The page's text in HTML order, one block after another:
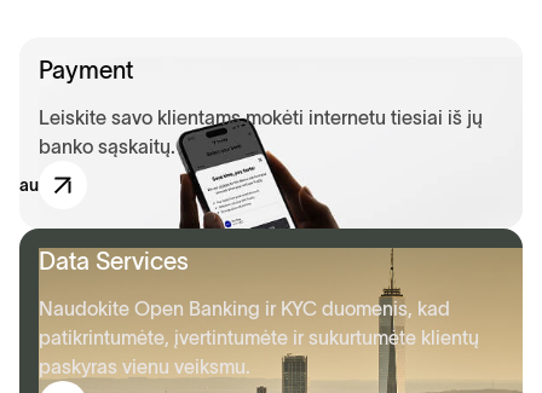
Payment
Leiskite savo klientams mokėti internetu tiesiai iš jų
banko sąskaitų.
Data Services
Naudokite Open Banking ir KYC duomenis, kad
patikrintumėte, įvertintumėte ir sukurtumėte klientų
paskyras vienu veiksmu.